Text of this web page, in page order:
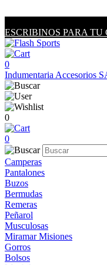
ESCRIBINOS PARA
0
Indumentaria Accesorios
0
0
Camperas
Pantalones
Buzos
Bermudas
Remeras
Peñarol
Musculosas
Miramar Misiones
Gorros
Bolsos